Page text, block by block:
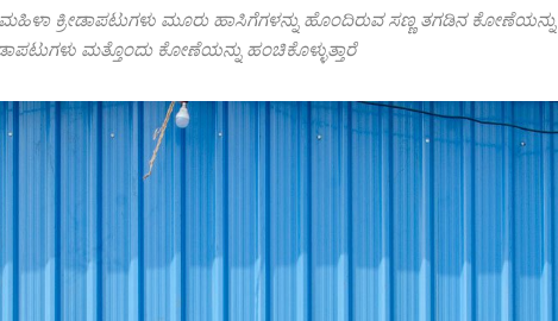
ಕ್ರೀಡಾಪಟುಗಳು ಮೂರು ಹಾಸಿಗೆಗಳನ್ನು ಹೊಂದಿರುವ ಸಣ್ಣ ತಗಡಿನ
ಮತ್ತೊಂದು ಕೋಣೆಯನ್ನು ಹಂಚಿಕೊಳ್ಳುತ್ತಾರೆ